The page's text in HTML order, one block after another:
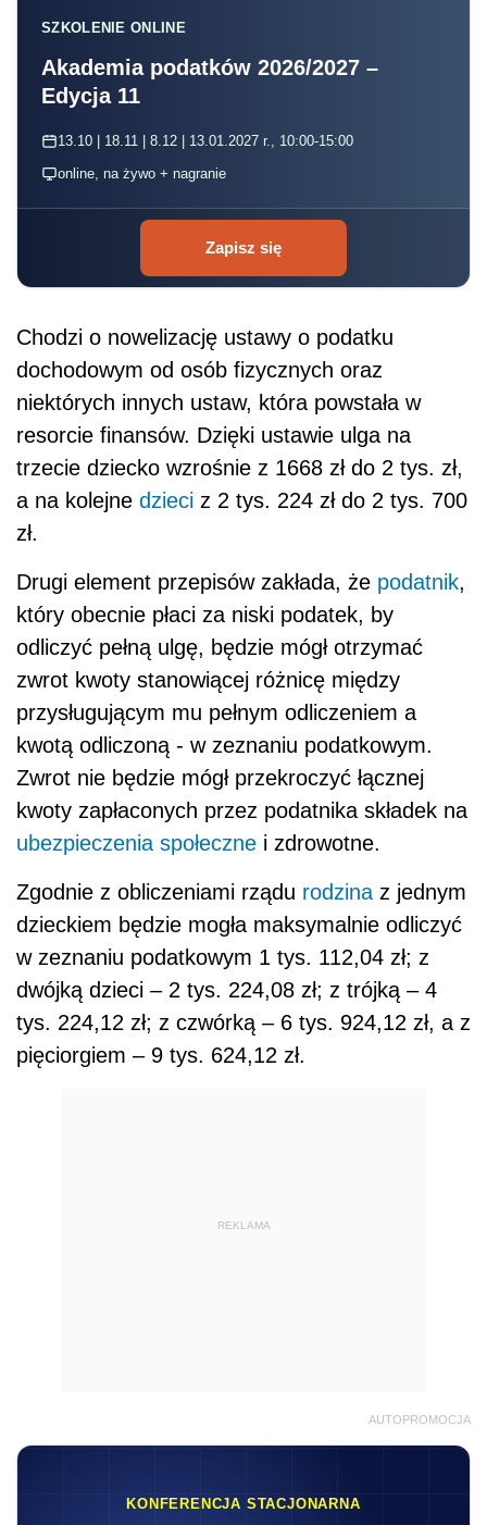
SZKOLENIE ONLINE
Akademia podatków 2026/2027 –
Edycja 11
13.10 | 18.11 | 8.12 | 13.01.2027 r., 10:00-15:00
online, na żywo + nagranie
Zapisz się
Chodzi o nowelizację ustawy o podatku
dochodowym od osób fizycznych oraz
niektórych innych ustaw, która powstała w
resorcie finansów. Dzięki ustawie ulga na
trzecie dziecko wzrośnie z 1668 zł do 2 tys. zł,
a na kolejne dzieci z 2 tys. 224 zł do 2 tys. 700
zł.
Drugi element przepisów zakłada, że podatnik,
który obecnie płaci za niski podatek, by
odliczyć pełną ulgę, będzie mógł otrzymać
zwrot kwoty stanowiącej różnicę między
przysługującym mu pełnym odliczeniem a
kwotą odliczoną - w zeznaniu podatkowym.
Zwrot nie będzie mógł przekroczyć łącznej
kwoty zapłaconych przez podatnika składek na
ubezpieczenia społeczne i zdrowotne.
Zgodnie z obliczeniami rządu rodzina z jednym
dzieckiem będzie mogła maksymalnie odliczyć
w zeznaniu podatkowym 1 tys. 112,04 zł; z
dwójką dzieci – 2 tys. 224,08 zł; z trójką – 4
tys. 224,12 zł; z czwórką – 6 tys. 924,12 zł, a z
pięciorgiem – 9 tys. 624,12 zł.
REKLAMA
AUTOPROMOCJA
KONFERENCJA STACJONARNA